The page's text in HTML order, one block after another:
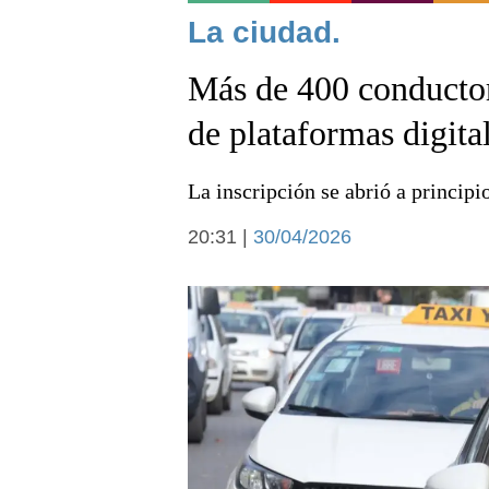
Noticias
Arte y cultura
Economía y campo
La ciudad.
Más de 400
de plataformas
La inscripción se abrió a
20:31 | 30/04/2026